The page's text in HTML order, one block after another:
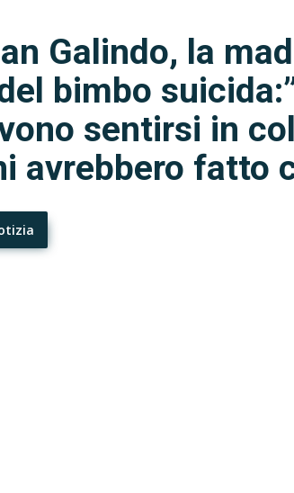
Galindo, la
bimbo
sentirsi in
avrebbero fatto